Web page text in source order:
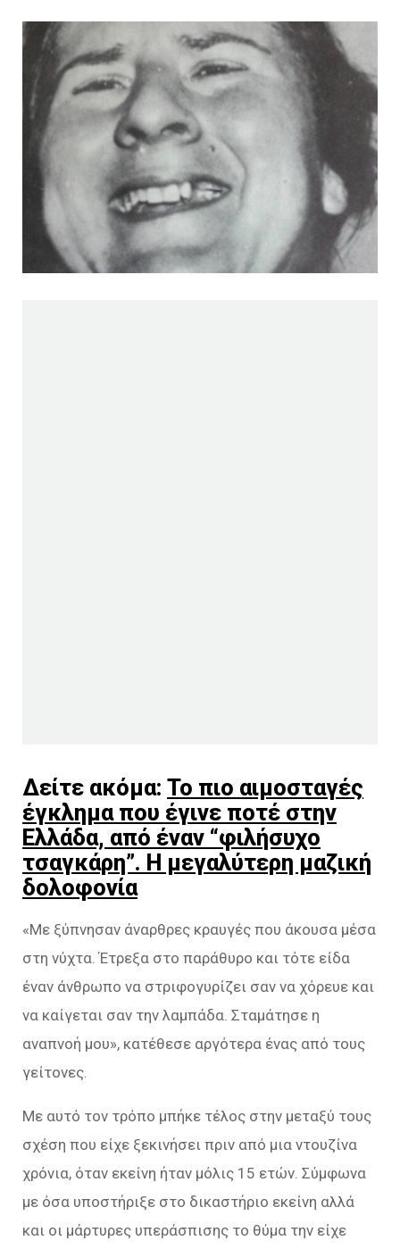
Δείτε ακόμα: Το πιο αιμοσταγές
έγκλημα που έγινε ποτέ στην
Ελλάδα, από έναν “φιλήσυχο
τσαγκάρη”. Η μεγαλύτερη μαζική
δολοφονία
«Με ξύπνησαν άναρθρες κραυγές που άκουσα μέσα
στη νύχτα. Έτρεξα στο παράθυρο και τότε είδα
έναν άνθρωπο να στριφογυρίζει σαν να χόρευε και
να καίγεται σαν την λαμπάδα. Σταμάτησε η
αναπνοή μου», κατέθεσε αργότερα ένας από τους
γείτονες.
Με αυτό τον τρόπο μπήκε τέλος στην μεταξύ τους
σχέση που είχε ξεκινήσει πριν από μια ντουζίνα
χρόνια, όταν εκείνη ήταν μόλις 15 ετών. Σύμφωνα
με όσα υποστήριξε στο δικαστήριο εκείνη αλλά
και οι μάρτυρες υπεράσπισης το θύμα την είχε